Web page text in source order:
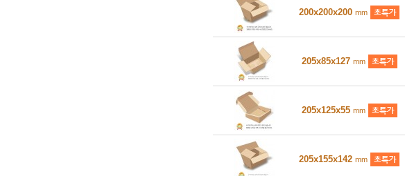
200x200x200 mm
205x85x127 mm
205x125x55 mm
205x155x142 mm